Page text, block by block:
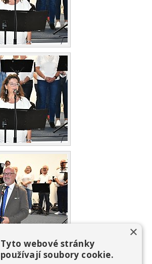
×
Tyto webové stránky
používají soubory cookie.